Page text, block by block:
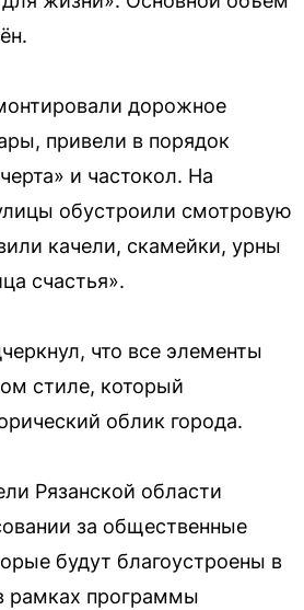
дорожное
привели в порядок
и частокол. На
обустроили смотровую
качели, скамейки, урны
счастья».
что все элементы
стиле, который
облик города.
Рязанской области
за общественные
будут благоустроены в
рамках программы